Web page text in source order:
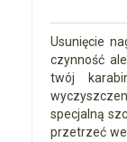
Usunięcie
czynność
twój
specjalną
przetrzeć